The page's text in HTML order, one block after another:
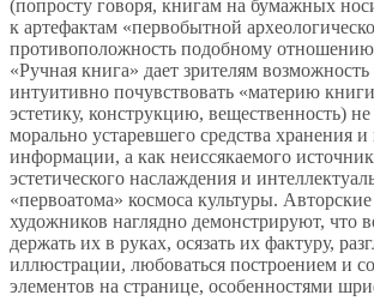
(попросту говоря, книгам на бумажных
к артефактам «первобытной
противоположность подобному
«Ручная книга» дает зрителям возможность
интуитивно почувствовать «материю
эстетику, конструкцию, вещественность)
морально устаревшего средства хранения и
информации, а как неиссякаемого
эстетического наслаждения и
«первоатома» космоса культуры.
художников наглядно демонстрируют, что
держать их в руках, осязать их фактуру,
иллюстрации, любоваться построением и
элементов на странице, особенностями